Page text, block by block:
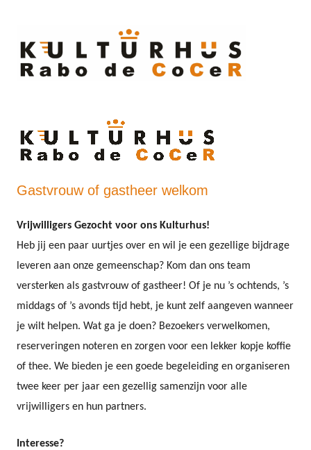
Gastvrouw of gastheer welkom
Vrijwilligers Gezocht voor ons Kulturhus!
Heb jij een paar uurtjes over en wil je een gezellige bijdrage
leveren aan onze gemeenschap? Kom dan ons team
versterken als gastvrouw of gastheer! Of je nu ’s ochtends, ’s
middags of ’s avonds tijd hebt, je kunt zelf aangeven wanneer
je wilt helpen. Wat ga je doen? Bezoekers verwelkomen,
reserveringen noteren en zorgen voor een lekker kopje koffie
of thee. We bieden je een goede begeleiding en organiseren
twee keer per jaar een gezellig samenzijn voor alle
vrijwilligers en hun partners.
Interesse?